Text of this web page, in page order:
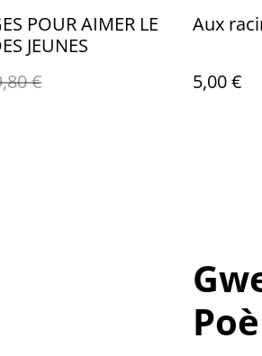
POUR AIMER LE
JEUNES
€
Aux
5,00 €